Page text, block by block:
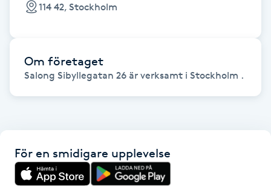
Fotvård
Fransar
Fransfärgning
114 42, Stockholm
Om företaget
Salong Sibyllegatan 26 är verksamt i Stockholm .
För en smidigare upplevelse